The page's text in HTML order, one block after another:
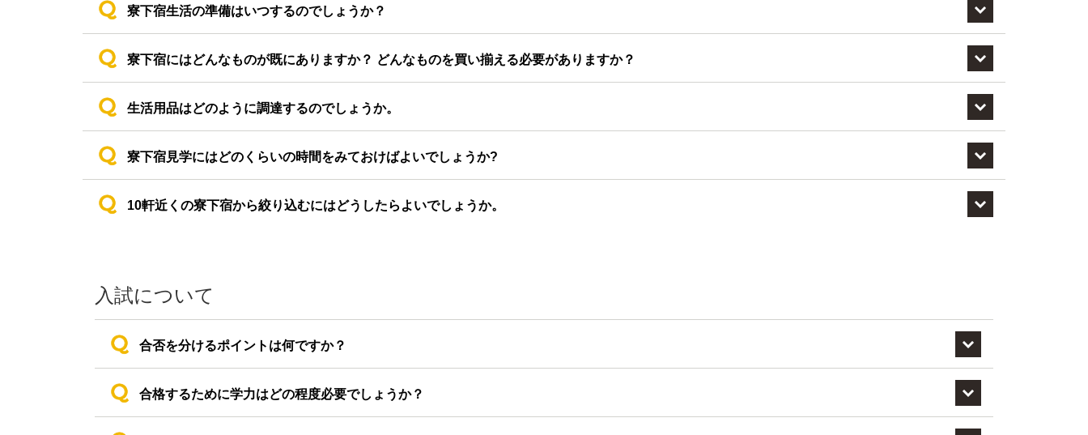
寮下宿生活の準備はいつするのでしょうか？
寮下宿にはどんなものが既にありますか？ どんなものを買い揃える必要がありますか？
生活用品はどのように調達するのでしょうか。
寮下宿見学にはどのくらいの時間をみておけばよいでしょうか?
10軒近くの寮下宿から絞り込むにはどうしたらよいでしょうか。
入試について
合否を分けるポイントは何ですか？
合格するために学力はどの程度必要でしょうか？